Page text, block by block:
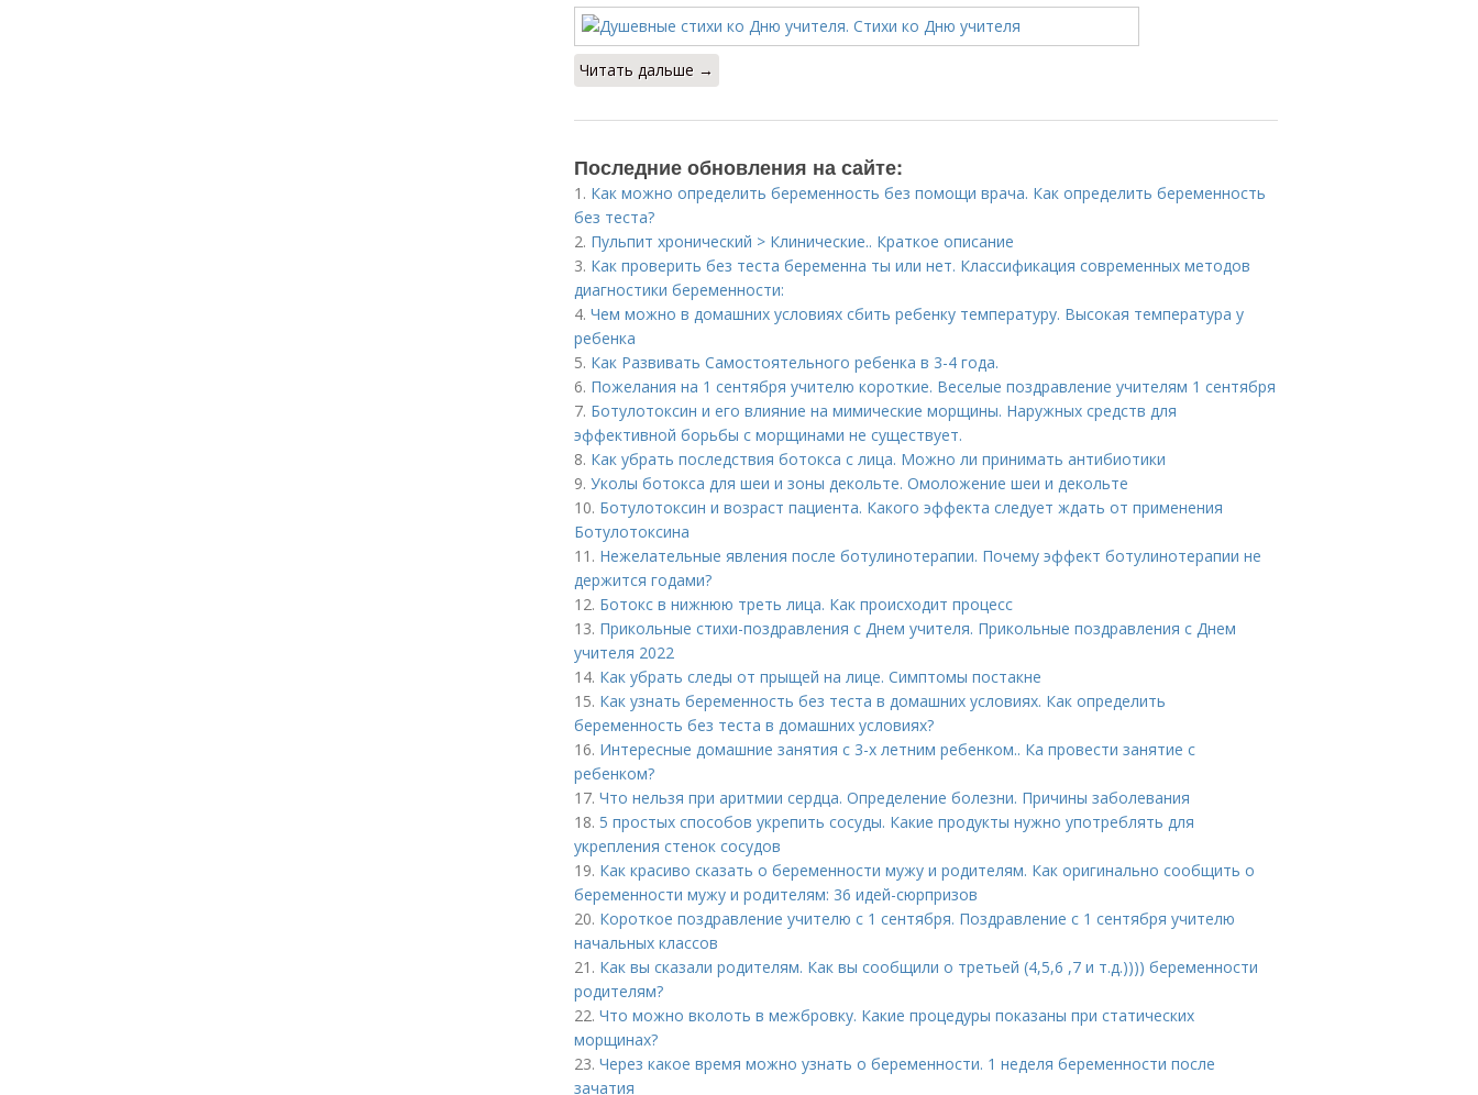
Читать дальше →
Последние обновления на сайте:
1. Как можно определить беременность без помощи врача. Как определить беременность
без теста?
2. Пульпит хронический > Клинические.. Краткое описание
3. Как проверить без теста беременна ты или нет. Классификация современных методов
диагностики беременности:
4. Чем можно в домашних условиях сбить ребенку температуру. Высокая температура у
ребенка
5. Как Развивать Самостоятельного ребенка в 3-4 года.
6. Пожелания на 1 сентября учителю короткие. Веселые поздравление учителям 1 сентября
7. Ботулотоксин и его влияние на мимические морщины. Наружных средств для
эффективной борьбы с морщинами не существует.
8. Как убрать последствия ботокса с лица. Можно ли принимать антибиотики
9. Уколы ботокса для шеи и зоны декольте. Омоложение шеи и декольте
10. Ботулотоксин и возраст пациента. Какого эффекта следует ждать от применения
Ботулотоксина
11. Нежелательные явления после ботулинотерапии. Почему эффект ботулинотерапии не
держится годами?
12. Ботокс в нижнюю треть лица. Как происходит процесс
13. Прикольные стихи-поздравления с Днем учителя. Прикольные поздравления с Днем
учителя 2022
14. Как убрать следы от прыщей на лице. Симптомы постакне
15. Как узнать беременность без теста в домашних условиях. Как определить
беременность без теста в домашних условиях?
16. Интересные домашние занятия с 3-х летним ребенком.. Ка провести занятие с
ребенком?
17. Что нельзя при аритмии сердца. Определение болезни. Причины заболевания
18. 5 простых способов укрепить сосуды. Какие продукты нужно употреблять для
укрепления стенок сосудов
19. Как красиво сказать о беременности мужу и родителям. Как оригинально сообщить о
беременности мужу и родителям: 36 идей-сюрпризов
20. Короткое поздравление учителю с 1 сентября. Поздравление с 1 сентября учителю
начальных классов
21. Как вы сказали родителям. Как вы сообщили о третьей (4,5,6 ,7 и т.д.)))) беременности
родителям?
22. Что можно вколоть в межбровку. Какие процедуры показаны при статических
морщинах?
23. Через какое время можно узнать о беременности. 1 неделя беременности после
зачатия